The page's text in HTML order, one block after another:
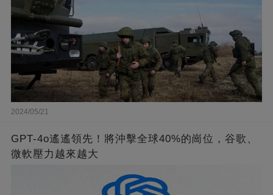
2024/05/21
GPT-4o遙遙領先！將沖擊全球40%的崗位，谷歌、
微軟壓力越來越大